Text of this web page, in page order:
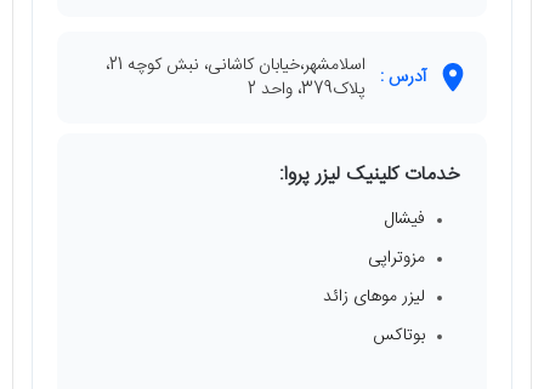
آدرس :
اسلامشهر،خیابان کاشانی، نبش کوچه 21،
پلاک379، واحد 2
خدمات کلینیک لیزر پروا:
فیشال
مزوتراپی
لیزر موهای زائد
بوتاکس